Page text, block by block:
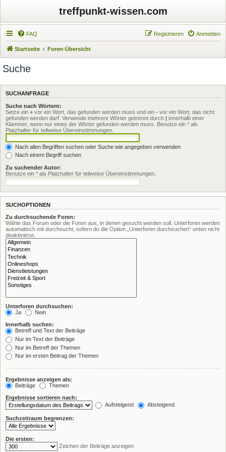
treffpunkt-wissen.com
FAQ Anmelden
Registrieren
Startseite Foren-Übersicht
Suche
SUCHANFRAGE
Suche nach Wörtern:
Setze ein + vor ein Wort, das gefunden werden muss und ein - vor ein Wort, das nicht
gefunden werden darf. Verwende mehrere Wörter getrennt durch | innerhalb einer
Klammer, wenn nur eines der Wörter gefunden werden muss. Benutze ein * als
Platzhalter für teilweise Übereinstimmungen.
Nach allen Begriffen suchen oder Suche wie angegeben verwenden
Nach einem Begriff suchen
Zu suchender Autor:
Benutze ein * als Platzhalter für teilweise Übereinstimmungen.
SUCHOPTIONEN
Zu durchsuchende Foren:
Wähle das Forum oder die Foren aus, in denen gesucht werden soll. Unterforen werden
automatisch mit durchsucht, sofern du die Option „Unterforen durchsuchen“ unten nicht
deaktivierst.
Unterforen durchsuchen:
Ja
Nein
Innerhalb suchen:
Betreff und Text der Beiträge
Nur im Text der Beiträge
Nur im Betreff der Themen
Nur im ersten Beitrag der Themen
Ergebnisse anzeigen als:
Beiträge
Themen
Ergebnisse sortieren nach:
Aufsteigend
Absteigend
Suchzeitraum begrenzen:
Die ersten:
Zeichen der Beiträge anzeigen